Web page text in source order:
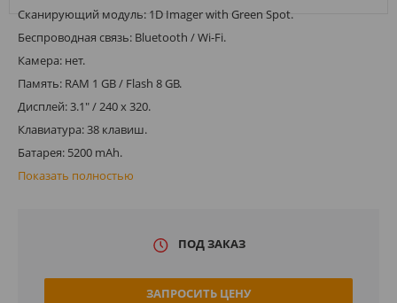
Сканирующий модуль: 1D Imager with Green Spot.
Беспроводная связь: Bluetooth / Wi-Fi.
Камера: нет.
Память: RAM 1 GB / Flash 8 GB.
Дисплей: 3.1" / 240 x 320.
Клавиатура: 38 клавиш.
Батарея: 5200 mAh.
Показать полностью
ПОД ЗАКАЗ
ЗАПРОСИТЬ ЦЕНУ